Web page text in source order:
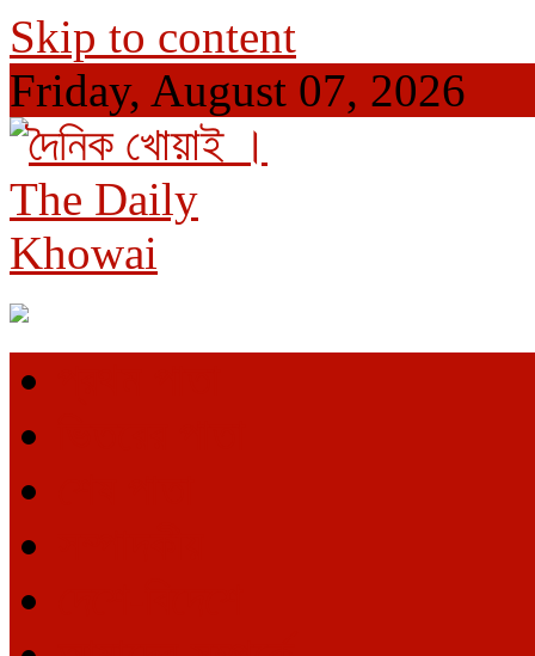
Skip to content
Friday, August 07, 2026
দৈনিক খোয়াই । The Daily Khowai
Official Newspaper